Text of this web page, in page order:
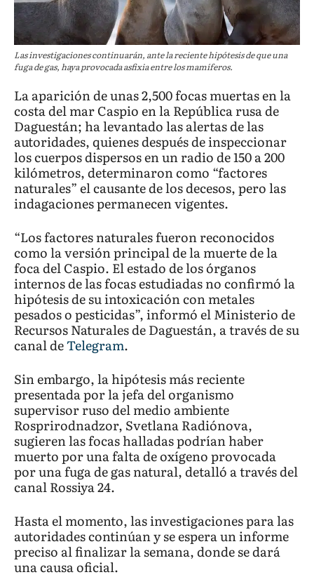
Las investigaciones continuarán, ante la reciente hipótesis de que una
fuga de gas, haya provocada asfixia entre los mamíferos.
La aparición de unas 2,500 focas muertas en la
costa del mar Caspio en la República rusa de
Daguestán; ha levantado las alertas de las
autoridades, quienes después de inspeccionar
los cuerpos dispersos en un radio de 150 a 200
kilómetros, determinaron como “factores
naturales” el causante de los decesos, pero las
indagaciones permanecen vigentes.
“Los factores naturales fueron reconocidos
como la versión principal de la muerte de la
foca del Caspio. El estado de los órganos
internos de las focas estudiadas no confirmó la
hipótesis de su intoxicación con metales
pesados ​​o pesticidas”, informó el Ministerio de
Recursos Naturales de Daguestán, a través de su
canal deTelegram.
Sin embargo, la hipótesis más reciente
presentada por la jefa del organismo
supervisor ruso del medio ambiente
Rosprirodnadzor, Svetlana Radiónova,
sugieren las focas halladas podrían haber
muerto por una falta de oxígeno provocada
por una fuga de gas natural, detalló a través del
canal Rossiya 24.
Hasta el momento, las investigaciones para las
autoridades continúan y se espera un informe
preciso al finalizar la semana, donde se dará
una causa oficial.